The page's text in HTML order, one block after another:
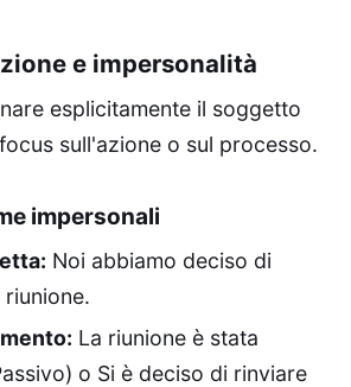
e impersonalità
esplicitamente il soggetto
sull'azione o sul processo.
impersonali
Noi abbiamo deciso di
La riunione è stata
o Si è deciso di rinviare